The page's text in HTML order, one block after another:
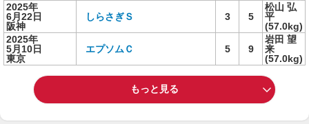
2025年
6月22日
阪神
しらさぎＳ 3 5
松山 弘
平
(57.0kg)
2025年
5月10日
東京
エプソムＣ 5 9
岩田 望
来
(57.0kg)
もっと見る